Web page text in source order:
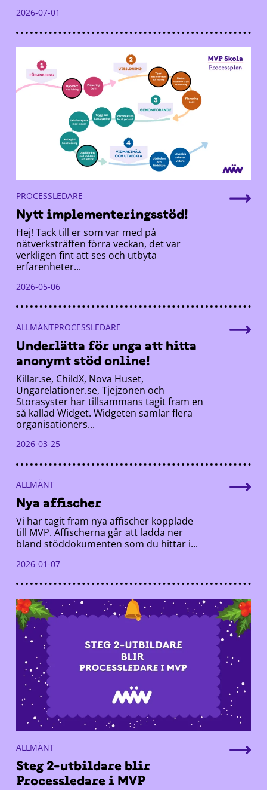
2026-07-01
PROCESSLEDARE
Nytt implementeringsstöd!
Hej! Tack till er som var med på
nätverksträffen förra veckan, det var
verkligen fint att ses och utbyta
erfarenheter...
2026-05-06
ALLMÄNTPROCESSLEDARE
Underlätta för unga att hitta
anonymt stöd online!
Killar.se, ChildX, Nova Huset,
Ungarelationer.se, Tjejzonen och
Storasyster har tillsammans tagit fram en
så kallad Widget. Widgeten samlar flera
organisationers...
2026-03-25
ALLMÄNT
Nya affischer
Vi har tagit fram nya affischer kopplade
till MVP. Affischerna går att ladda ner
bland stöddokumenten som du hittar i...
2026-01-07
ALLMÄNT
Steg 2-utbildare blir
Processledare i MVP